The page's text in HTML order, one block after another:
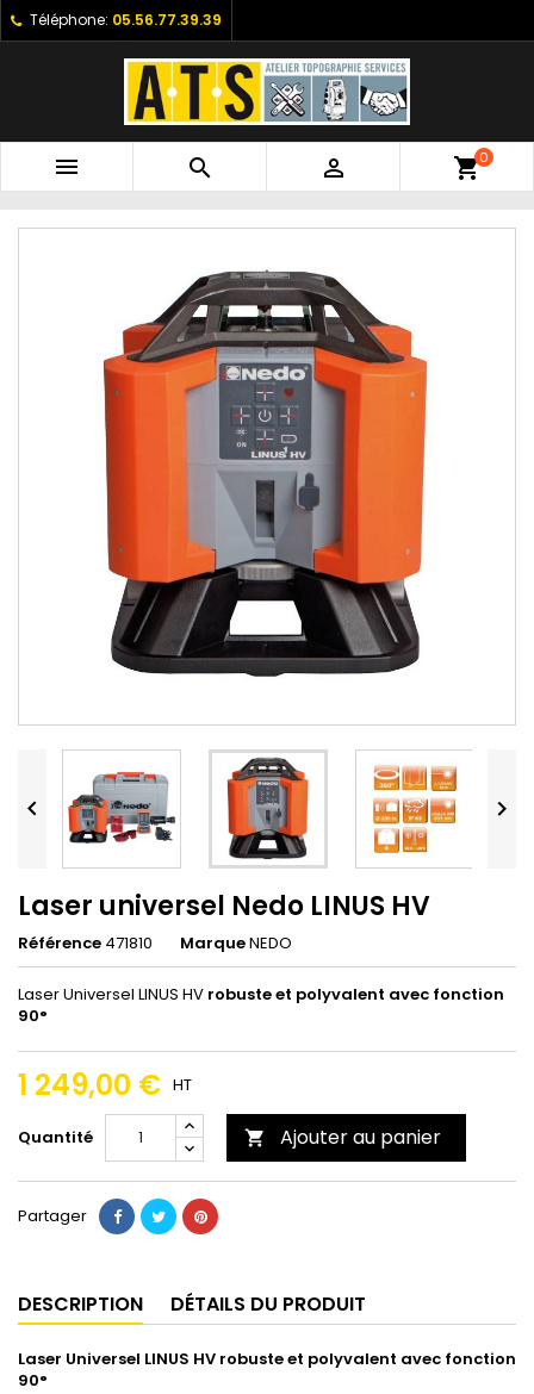
Téléphone: 05.56.77.39.39
   shopping_cart0
 
Laser universel Nedo LINUS HV
Référence 471810 MarqueNEDO
Laser Universel LINUS HV robuste et polyvalent avec fonction
90°
1 249,00 € HT
Quantité  Ajouter au panier
Partager
DESCRIPTION DÉTAILS DU PRODUIT
Laser Universel LINUS HV robuste et polyvalent avec fonction
90°